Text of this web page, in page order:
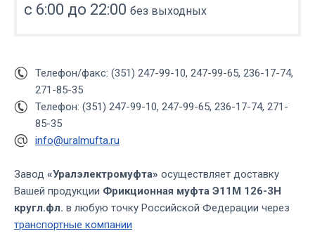
с 6:00 до 22:00 без выходных
Телефон/факс: (351) 247-99-10, 247-99-65, 236-17-74,
271-85-35
Телефон: (351) 247-99-10, 247-99-65, 236-17-74, 271-
85-35
info@uralmufta.ru
Завод «Уралэлектромуфта» осуществляет доставку
Вашей продукции Фрикционная муфта Э11М 126-3Н
кругл.фл. в любую точку Российской Федерации через
транспортные компании